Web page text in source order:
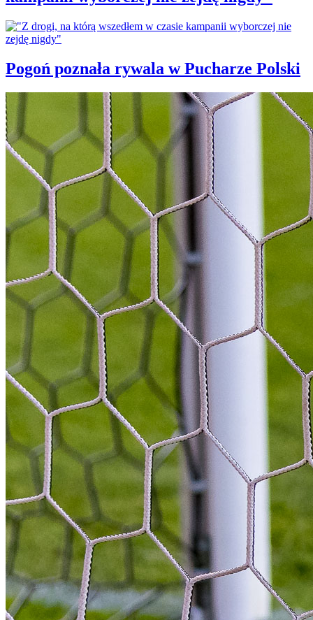
Pogoń poznała rywala w Pucharze Polski